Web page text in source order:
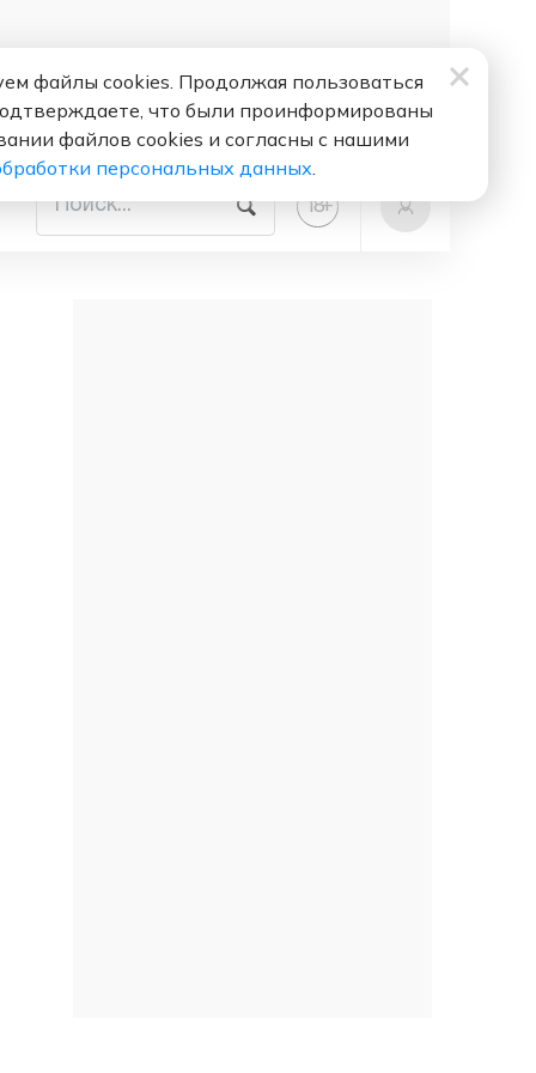
18+
файлы cookies. Продолжая пользоваться
что были проинформированы
файлов cookies и согласны с нашими
персональных данных.